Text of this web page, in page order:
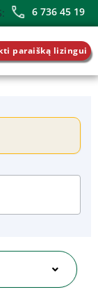
6 736 45 19
paraišką lizingui